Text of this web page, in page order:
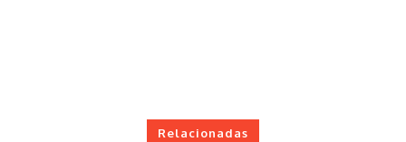
Relacionadas